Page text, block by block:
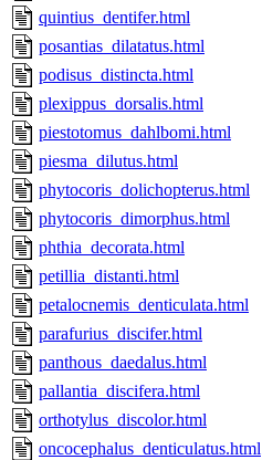
quintius_dentifer.html
posantias_dilatatus.html
podisus_distincta.html
plexippus_dorsalis.html
piestotomus_dahlbomi.html
piesma_dilutus.html
phytocoris_dolichopterus.html
phytocoris_dimorphus.html
phthia_decorata.html
petillia_distanti.html
petalocnemis_denticulata.html
parafurius_discifer.html
panthous_daedalus.html
pallantia_discifera.html
orthotylus_discolor.html
oncocephalus_denticulatus.html